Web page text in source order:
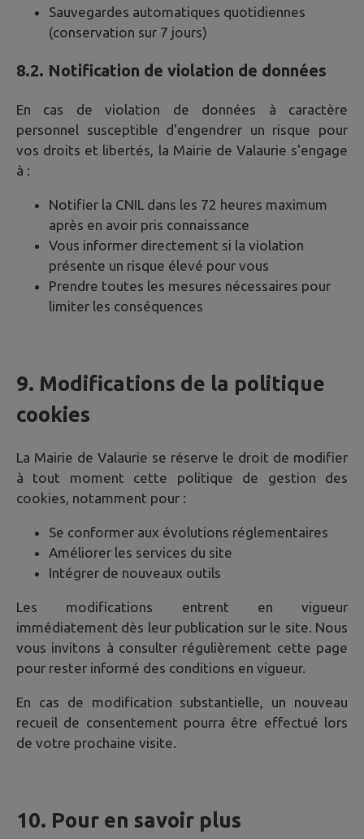
Sauvegardes automatiques quotidiennes
(conservation sur 7 jours)
8.2. Notification de violation de données
En cas de violation de données à caractère
personnel susceptible d'engendrer un risque pour
vos droits et libertés, la Mairie de Valaurie s'engage
à :
Notifier la CNIL dans les 72 heures maximum
après en avoir pris connaissance
Vous informer directement si la violation
présente un risque élevé pour vous
Prendre toutes les mesures nécessaires pour
limiter les conséquences
9. Modifications de la politique
cookies
La Mairie de Valaurie se réserve le droit de modifier
à tout moment cette politique de gestion des
cookies, notamment pour :
Se conformer aux évolutions réglementaires
Améliorer les services du site
Intégrer de nouveaux outils
Les modifications entrent en vigueur
immédiatement dès leur publication sur le site. Nous
vous invitons à consulter régulièrement cette page
pour rester informé des conditions en vigueur.
En cas de modification substantielle, un nouveau
recueil de consentement pourra être effectué lors
de votre prochaine visite.
10. Pour en savoir plus